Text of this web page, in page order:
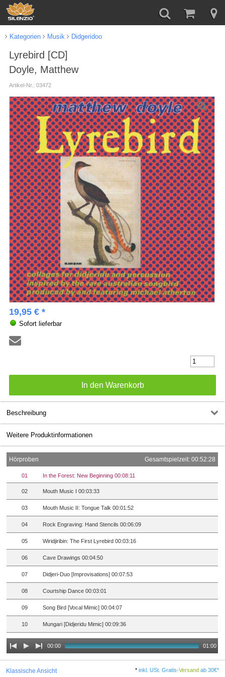
Kategorien Musik Didgeridoo
Lyrebird [CD]
Doyle, Matthew
Artikel-Nr.: 03472
19,95 € *
Sofort lieferbar
Beschreibung
Weitere Produktinformationen
Hörproben Gesamtspielzeit: 00:52:28
01 In the Forest: New Beginning 00:08:11
02 Mouth Music I 00:03:33
03 Mouth Music II: Tongue Talk 00:01:52
04 Rock Engraving: Hand Stencils 00:06:09
05 Wiridjiribin: The First Lyrebird 00:03:16
06 Cave Drawings 00:04:50
07 Didjeri-Duo [Improvisations] 00:07:53
08 Courtship Dance 00:03:01
09 Song Bird [Vocal Mimic] 00:04:07
10 Mungari [Didjeridu Mimic] 00:09:36
00:00 01:00
Klassische Ansicht *inkl. USt. Gratis-Versand ab 30€*